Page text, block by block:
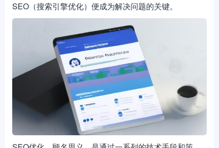
SEO（搜索引擎优化）便成为解决问题的关键。